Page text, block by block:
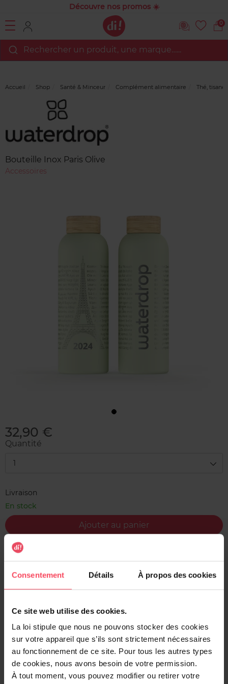
Consentement Détails À propos des cookies
Ce site web utilise des cookies.
La loi stipule que nous ne pouvons stocker des cookies
sur votre appareil que s’ils sont strictement nécessaires
au fonctionnement de ce site. Pour tous les autres types
de cookies, nous avons besoin de votre permission.
À tout moment, vous pouvez modifier ou retirer votre
Découvre nos promos ☀️
0
Rechercher un produit, une marque…...
Accueil Shop Santé & Minceur Complément alimentaire Thé, tisane
Bouteille Inox Paris Olive
Accessoires
32,90 €
Quantité
1
Livraison
En stock
Ajouter au panier
Livraison gratuite à l'achat de min. 35€
Retour gratuit dans votre magasin
Expédition sous 24h
Description
Les bouteilles jetables, c'est du passé : cette bouteille
robuste et de haute qualité vous permet non seulement